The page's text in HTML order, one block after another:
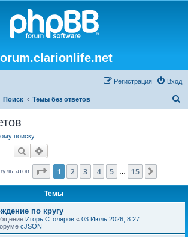
Вход
Регистрация
Поиск Темы без ответов
поиску
Поиск
Страница из 15
1 2 3 4 5 15
Темы
по кругу
Игорь Столяров « 03 Июль 2026, 8:27
cJSON